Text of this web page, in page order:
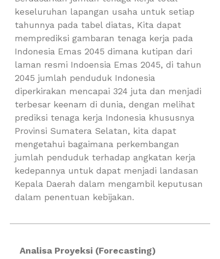
keseluruhan lapangan usaha untuk setiap
tahunnya pada tabel diatas, Kita dapat
memprediksi gambaran tenaga kerja pada
Indonesia Emas 2045 dimana kutipan dari
laman resmi Indoensia Emas 2045, di tahun
2045 jumlah penduduk Indonesia
diperkirakan mencapai 324 juta dan menjadi
terbesar keenam di dunia, dengan melihat
prediksi tenaga kerja Indonesia khususnya
Provinsi Sumatera Selatan, kita dapat
mengetahui bagaimana perkembangan
jumlah penduduk terhadap angkatan kerja
kedepannya untuk dapat menjadi landasan
Kepala Daerah dalam mengambil keputusan
dalam penentuan kebijakan.
Analisa Proyeksi (Forecasting)